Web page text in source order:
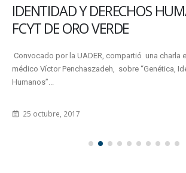
IDENTIDAD Y DERECHOS
FCYT DE ORO VERDE
Convocado por la UADER, compartió una charla
médico Víctor Penchaszadeh, sobre “Genética,
Humanos”...
25 octubre, 2017